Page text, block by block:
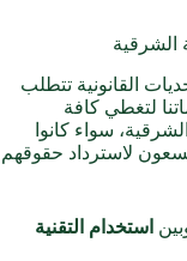
الشرقية
القانونية تتطلب
لتغطي كافة
سواء كانوا
لاسترداد حقوقهم
استخدام التقنية